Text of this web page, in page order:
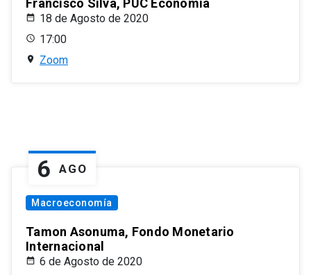
Francisco Silva, PUC Economía
18 de Agosto de 2020
17:00
Zoom
6 AGO
Macroeconomía
Tamon Asonuma, Fondo Monetario
Internacional
6 de Agosto de 2020